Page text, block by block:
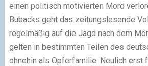
einen politisch motivierten Mord
Bubacks geht das zeitungslesende
regelmäßig auf die Jagd nach dem
gelten in bestimmten Teilen des
ohnehin als Opferfamilie. Neulich erst